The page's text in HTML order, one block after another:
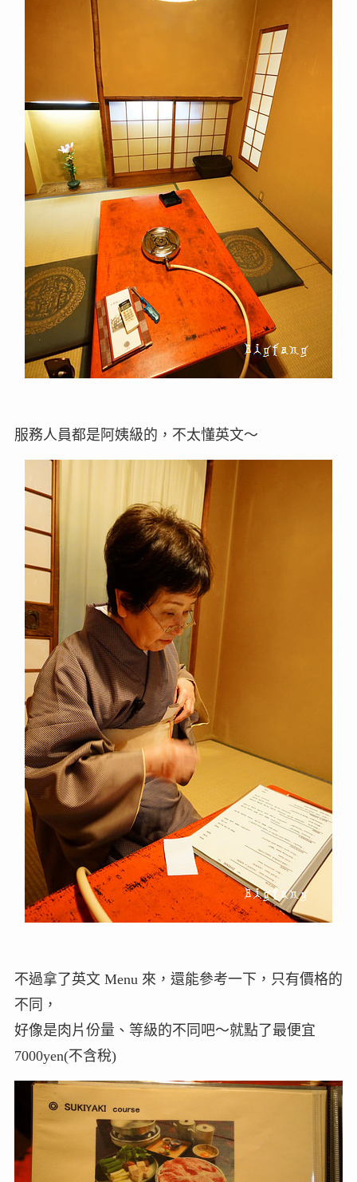
服務人員都是阿姨級的，不太懂英文～
不過拿了英文 Menu 來，還能參考一下，只有價格的
不同，
好像是肉片份量、等級的不同吧～就點了最便宜
7000yen(不含稅)